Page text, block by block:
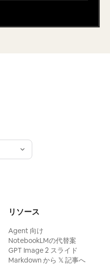
リソース
Agent 向け
NotebookLMの代替案
GPT Image 2 スライド
Markdown から 𝕏 記事へ